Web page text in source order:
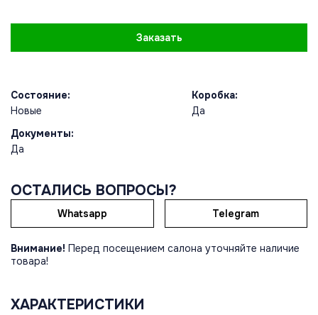
Заказать
Состояние:
Новые
Коробка:
Да
Документы:
Да
ОСТАЛИСЬ ВОПРОСЫ?
Whatsapp Telegram
Внимание! Перед посещением салона уточняйте наличие
товара!
ХАРАКТЕРИСТИКИ